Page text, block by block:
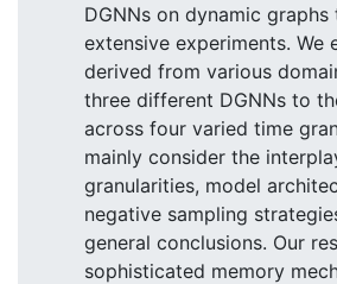
DGNNs on dynamic graphs
extensive experiments. We
derived from various
three different DGNNs to
across four varied time
mainly consider the
granularities, model
negative sampling
general conclusions. Our
sophisticated memory